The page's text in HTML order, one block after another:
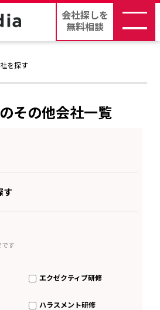
会社探しを
無料相談
を探す
その他会社一覧
す
です
エクゼクティブ研修
ハラスメント研修